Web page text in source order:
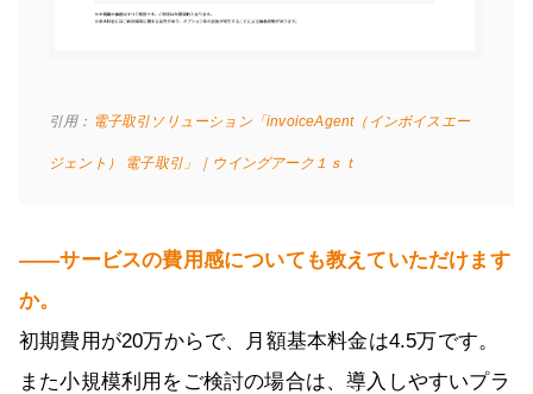
引用： 電子取引ソリューション「invoiceAgent（インボイスエー
ジェント） 電子取引」｜ウイングアーク１ｓｔ
――サービスの費用感についても教えていただけます
か。
初期費用が20万からで、月額基本料金は4.5万です。
また小規模利用をご検討の場合は、導入しやすいプラ